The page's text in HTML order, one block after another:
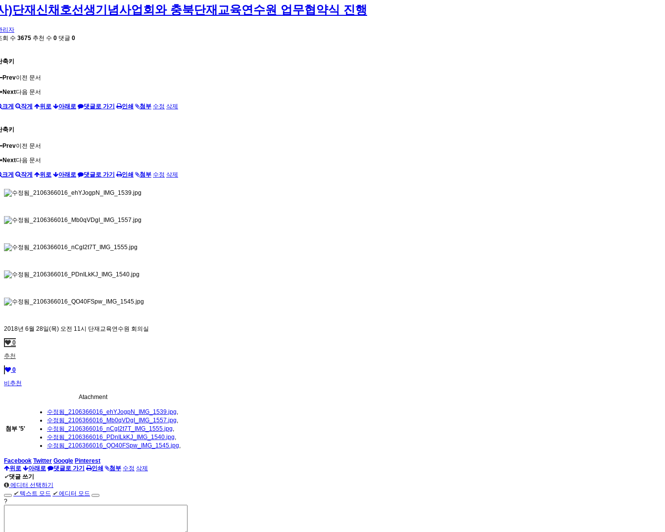
)단재신채호선생기념사업회와 충북단재교육연수원 업무협약식 진행
리자
회 수 3675 추천 수 0 댓글 0
축키
Prev이전 문서
Next다음 문서
크게 작게 위로 아래로 댓글로 가기 인쇄 첨부 수정 삭제
축키
Prev이전 문서
Next다음 문서
크게 작게 위로 아래로 댓글로 가기 인쇄 첨부 수정 삭제
2018년 6월 28일(목) 오전 11시 단재교육연수원 회의실
0
추천
0
비추천
Atachment
첨부 '5'
수정됨_2106366016_ehYJogpN_IMG_1539.jpg,
수정됨_2106366016_Mb0qVDgI_IMG_1557.jpg,
수정됨_2106366016_nCgI2t7T_IMG_1555.jpg,
수정됨_2106366016_PDnILkKJ_IMG_1540.jpg,
수정됨_2106366016_QO40FSpw_IMG_1545.jpg,
Facebook Twitter Google Pinterest
위로
아래로 댓글로 가기 인쇄 첨부 수정 삭제
✔댓글 쓰기
에디터 선택하기
✔ 텍스트 모드 ✔에디터 모드
?